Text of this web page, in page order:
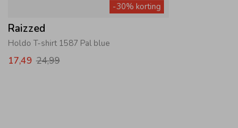
-30% korting
Raizzed
Holdo T-shirt 1587 Pal blue
17,49 24,99